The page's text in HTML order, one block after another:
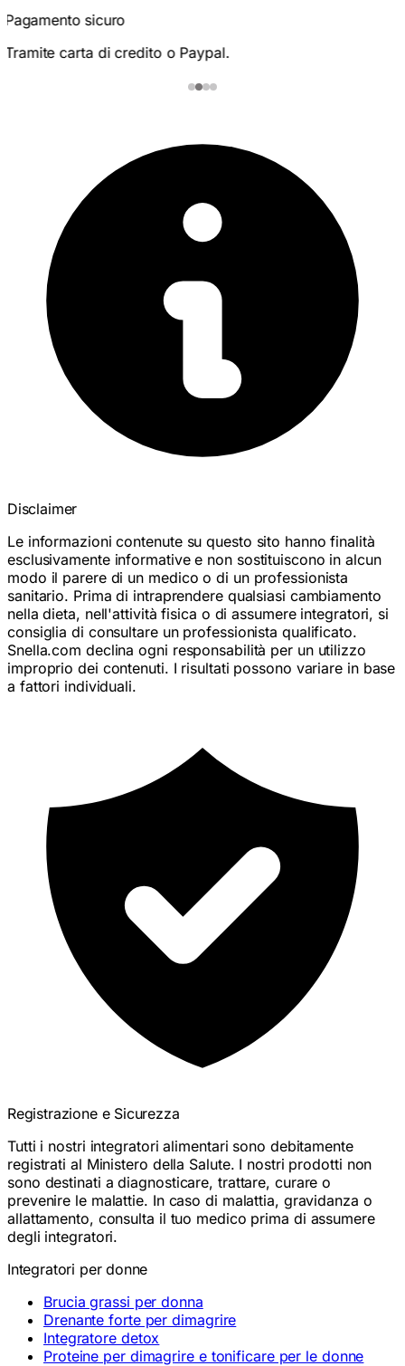
Pagamento sicuro
Tramite carta di credito o Paypal.
Disclaimer
Le informazioni contenute su questo sito hanno finalità
esclusivamente informative e non sostituiscono in alcun
modo il parere di un medico o di un professionista
sanitario. Prima di intraprendere qualsiasi cambiamento
nella dieta, nell'attività fisica o di assumere integratori, si
consiglia di consultare un professionista qualificato.
Snella.com declina ogni responsabilità per un utilizzo
improprio dei contenuti. I risultati possono variare in base
a fattori individuali.
Registrazione e Sicurezza
Tutti i nostri integratori alimentari sono debitamente
registrati al Ministero della Salute. I nostri prodotti non
sono destinati a diagnosticare, trattare, curare o
prevenire le malattie. In caso di malattia, gravidanza o
allattamento, consulta il tuo medico prima di assumere
degli integratori.
Integratori per donne
Brucia grassi per donna
Drenante forte per dimagrire
Integratore detox
Proteine per dimagrire e tonificare per le donne